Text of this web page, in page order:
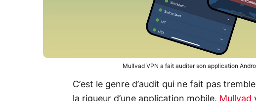
Mullvad VPN a fait auditer son application
C’est le genre d’audit qui ne fait pas
la rigueur d’une application mobile. Mullvad